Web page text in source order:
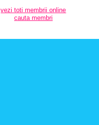
vezi toti membrii online
cauta membri